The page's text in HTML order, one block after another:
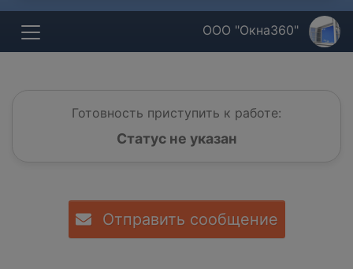
ООО "Окна360"
Готовность приступить к работе:
Статус не указан
Отправить сообщение